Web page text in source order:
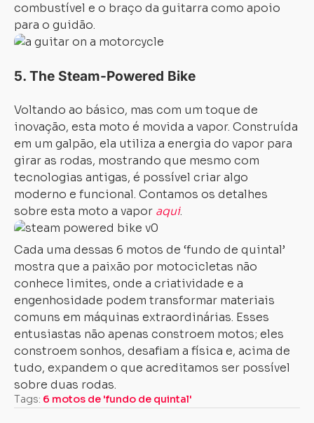
combustível e o braço da guitarra como apoio
para o guidão.
5. The Steam-Powered Bike
Voltando ao básico, mas com um toque de
inovação, esta moto é movida a vapor. Construída
em um galpão, ela utiliza a energia do vapor para
girar as rodas, mostrando que mesmo com
tecnologias antigas, é possível criar algo
moderno e funcional. Contamos os detalhes
sobre esta moto a vapor aqui.
Cada uma dessas 6 motos de ‘fundo de quintal’
mostra que a paixão por motocicletas não
conhece limites, onde a criatividade e a
engenhosidade podem transformar materiais
comuns em máquinas extraordinárias. Esses
entusiastas não apenas constroem motos; eles
constroem sonhos, desafiam a física e, acima de
tudo, expandem o que acreditamos ser possível
sobre duas rodas.
Tags: 6 motos de 'fundo de quintal'
Carregando...
Carregando...